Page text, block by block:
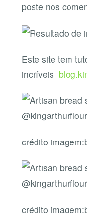
poste nos
Este site tem
incríveis
crédito
crédito